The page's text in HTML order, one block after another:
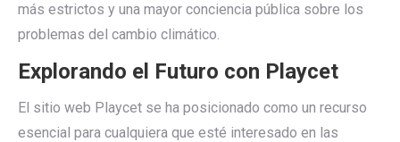
más estrictos y una mayor conciencia pública sobre los
problemas del cambio climático.
Explorando el Futuro con Playcet
El sitio web Playcet se ha posicionado como un recurso
esencial para cualquiera que esté interesado en las